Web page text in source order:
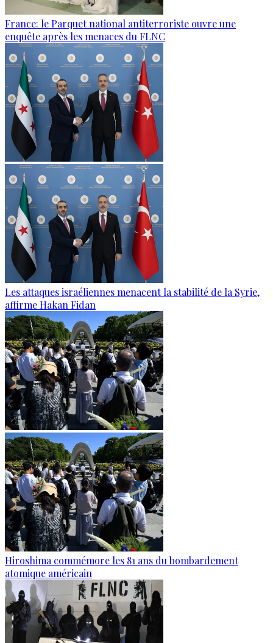
France: le Parquet national antiterroriste ouvre une
enquête après les menaces du FLNC
Les attaques israéliennes menacent la stabilité de la Syrie,
affirme Hakan Fidan
Hiroshima commémore les 81 ans du bombardement
atomique américain